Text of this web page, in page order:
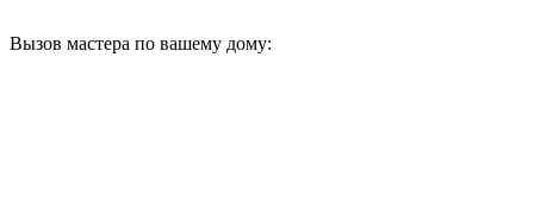
Вызов мастера по вашему дому: